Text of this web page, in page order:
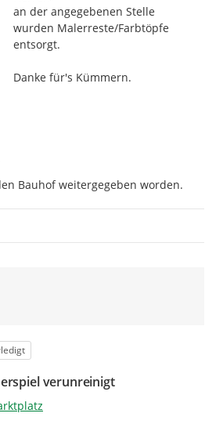
an der angegebenen Stelle
wurden Malerreste/Farbtöpfe
entsorgt.
Danke für's Kümmern.
Bauhof weitergegeben worden.
verunreinigt